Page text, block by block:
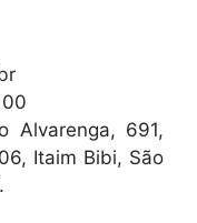
Alvarenga, 691,
Itaim Bibi, São